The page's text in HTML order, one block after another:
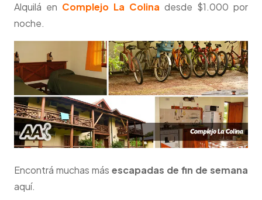
Alquilá en Complejo La Colina desde $1.000 por
noche.
Encontrá muchas más escapadas de fin de semana
aquí.